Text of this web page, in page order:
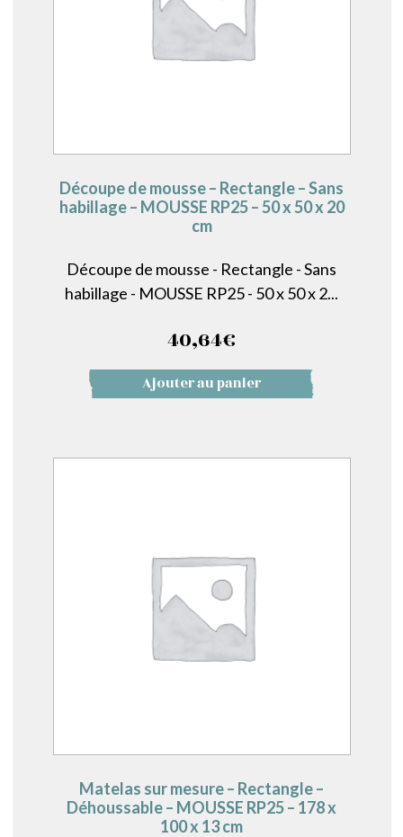
Découpe de mousse – Rectangle – Sans
habillage – MOUSSE RP25 – 50 x 50 x 20
cm
Découpe de mousse - Rectangle - Sans
habillage - MOUSSE RP25 - 50 x 50 x 2...
40,64€
Ajouter au panier
Matelas sur mesure – Rectangle –
Déhoussable – MOUSSE RP25 – 178 x
100 x 13 cm